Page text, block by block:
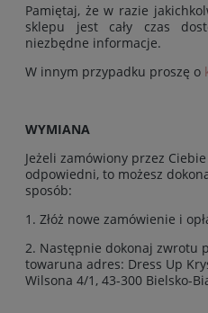
Pamiętaj, że w razie
sklepu jest cały czas
niezbędne informacje.
W innym przypadku proszę o
WYMIANA
Jeżeli zamówiony przez
odpowiedni, to możesz
sposób:
1. Złóż nowe zamówienie i
2. Następnie dokonaj zwrotu
towaruna adres: Dress Up
Wilsona 4/1, 43-300 Bielsko-